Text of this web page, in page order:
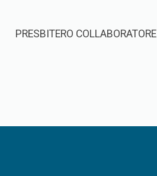
PRESBITERO COLLABORATORE